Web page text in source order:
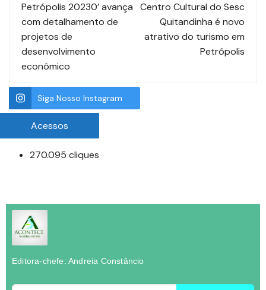
Petrópolis 20230’ avança
com detalhamento de
projetos de
desenvolvimento
econômico
Centro Cultural do Sesc
Quitandinha é novo
atrativo do turismo em
Petrópolis
Siga Nosso Instagram
Acessos
270.095 cliques
Editora-chefe: Andreia Constâncio